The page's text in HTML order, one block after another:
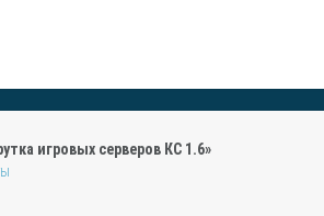
игровых серверов КС 1.6»